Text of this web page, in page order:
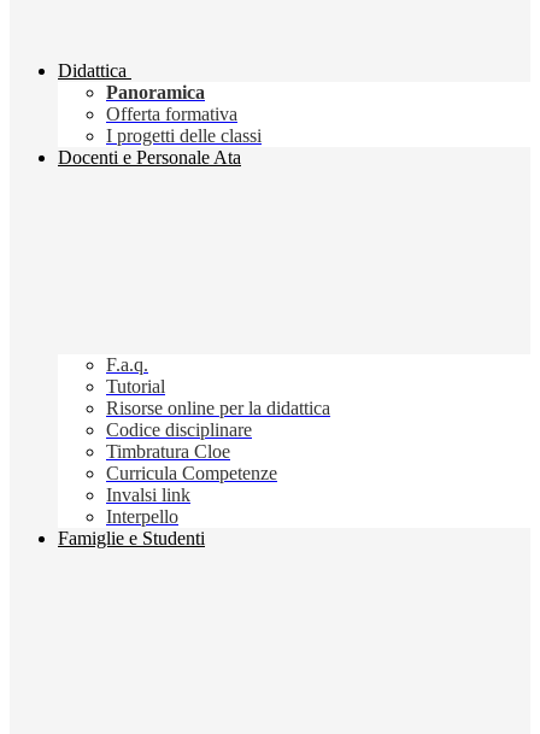
Didattica
Panoramica
Offerta formativa
I progetti delle classi
Docenti e Personale Ata
F.a.q.
Tutorial
Risorse online per la didattica
Codice disciplinare
Timbratura Cloe
Curricula Competenze
Invalsi link
Interpello
Famiglie e Studenti